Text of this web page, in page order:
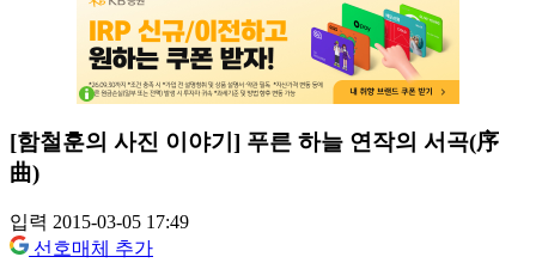
[함철훈의 사진 이야기] 푸른 하늘 연작의 서곡(序
曲)
입력 2015-03-05 17:49
선호매체 추가